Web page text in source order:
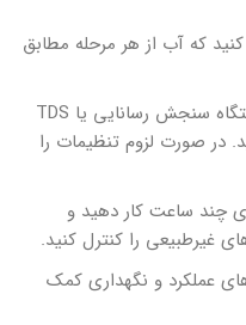
که آب از هر مرحله مطابق
نظارت بر TDS و کیفیت: از یک دستگاه سنجش رسانایی یا TDS
در صورت لزوم تنظیمات را
چند ساعت کار دهید و
غیرطبیعی را کنترل کنید.
عملکرد و نگهداری کمک